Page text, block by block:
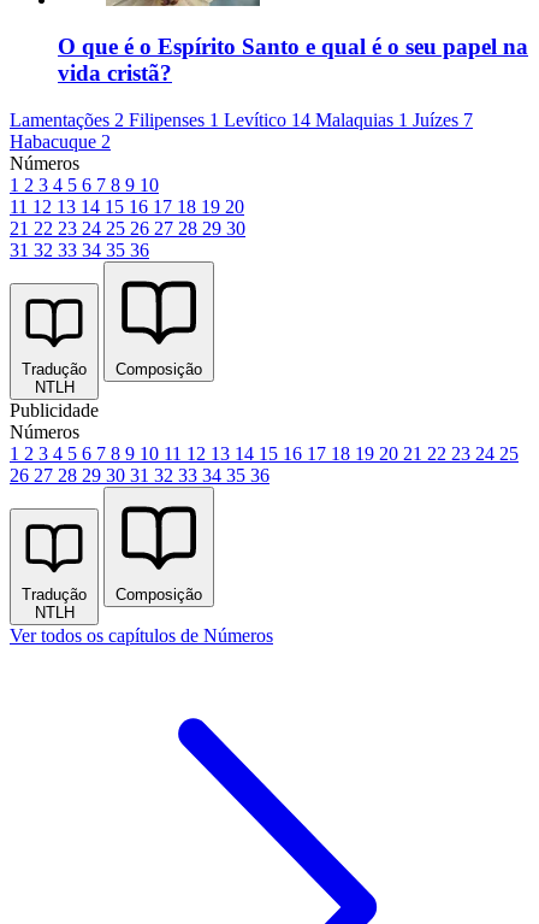
O que é o Espírito Santo e qual é o seu papel na
vida cristã?
Lamentações 2 Filipenses 1 Levítico 14 Malaquias 1 Juízes 7
Habacuque 2
Números
1 2 3 4 5 6 7 8 9 10
11 12 13 14 15 16 17 18 19 20
21 22 23 24 25 26 27 28 29 30
31 32 33 34 35 36
Tradução
NTLH
Composição
Publicidade
Números
1 2 3 4 5 6 7 8 9 10 11 12 13 14 15 16 17 18 19 20 21 22 23 24 25
26 27 28 29 30 31 32 33 34 35 36
Tradução
NTLH
Composição
Ver todos os capítulos de Números